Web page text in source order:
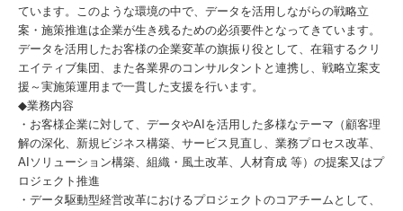
ています。このような環境の中で、データを活用しながらの戦略立
案・施策推進は企業が生き残るための必須要件となってきています。
データを活用したお客様の企業変革の旗振り役として、在籍するクリ
エイティブ集団、また各業界のコンサルタントと連携し、戦略立案支
援～実施策運用まで一貫した支援を行います。
◆業務内容
・お客様企業に対して、データやAIを活用した多様なテーマ（顧客理
解の深化、新規ビジネス構築、サービス見直し、業務プロセス改革、
AIソリューション構築、組織・風土改革、人材育成 等）の提案又はプ
ロジェクト推進
・データ駆動型経営改革におけるプロジェクトのコアチームとして、